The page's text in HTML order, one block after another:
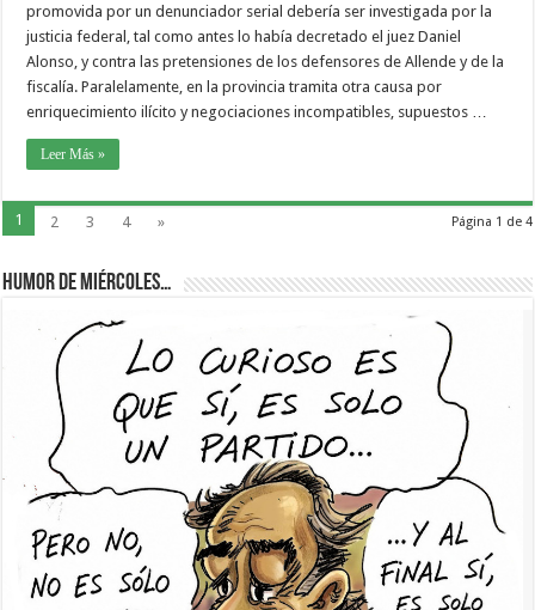
promovida por un denunciador serial debería ser investigada por la
justicia federal, tal como antes lo había decretado el juez Daniel
Alonso, y contra las pretensiones de los defensores de Allende y de la
fiscalía. Paralelamente, en la provincia tramita otra causa por
enriquecimiento ilícito y negociaciones incompatibles, supuestos …
Leer Más »
Página 1 de 4
1 2 3 4 »
Humor de Miércoles…